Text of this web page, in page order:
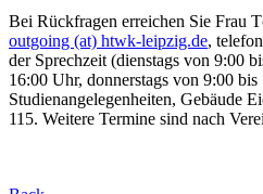
Bei Rückfragen erreichen Sie Frau
outgoing (at) htwk-leipzig.de,
der Sprechzeit (dienstags von 9:00
16:00 Uhr, donnerstags von 9:00
Studienangelegenheiten, Gebäude
115. Weitere Termine sind nach